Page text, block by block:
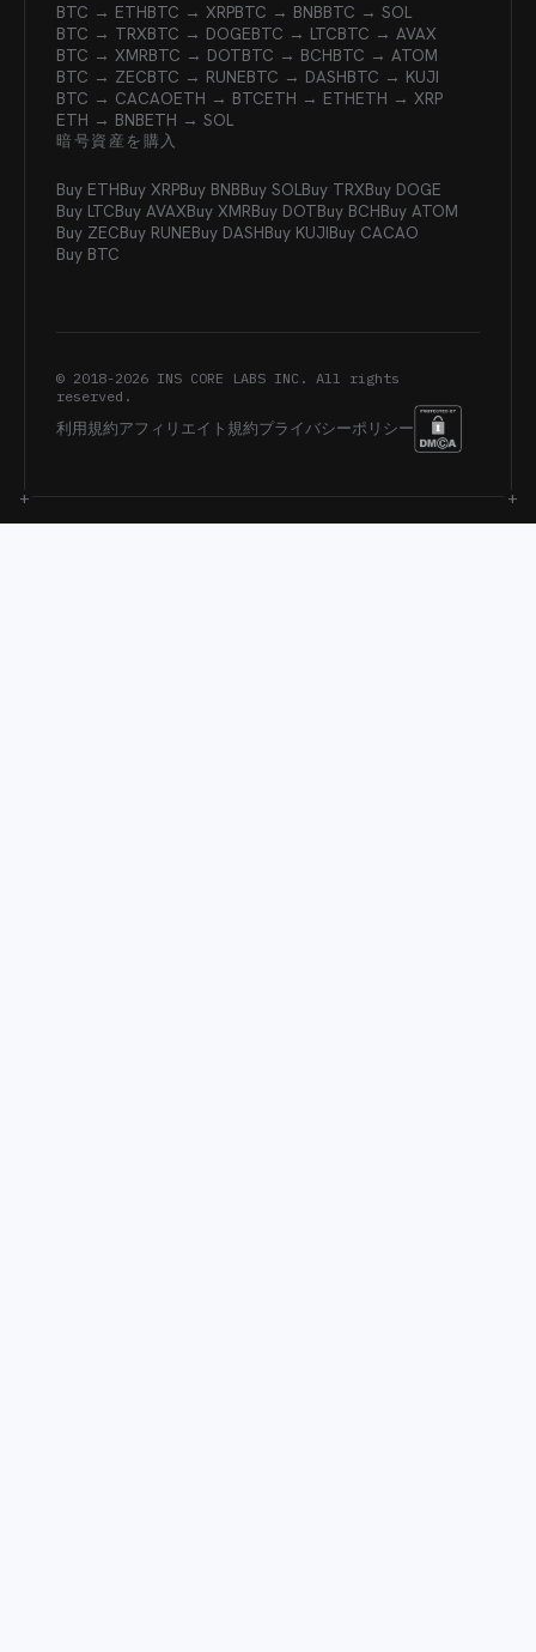
BTC → ETHBTC → XRPBTC → BNBBTC → SOL
BTC → TRXBTC → DOGEBTC → LTCBTC → AVAX
BTC → XMRBTC → DOTBTC → BCHBTC → ATOM
BTC → ZECBTC → RUNEBTC → DASHBTC → KUJI
BTC → CACAOETH → BTCETH → ETHETH → XRP
ETH → BNBETH → SOL
暗号資産を購入
Buy ETHBuy XRPBuy BNBBuy SOLBuy TRXBuy DOGE
Buy LTCBuy AVAXBuy XMRBuy DOTBuy BCHBuy ATOM
Buy ZECBuy RUNEBuy DASHBuy KUJIBuy CACAO
Buy BTC
© 2018-2026 INS CORE LABS INC. All rights
reserved.
利用規約アフィリエイト規約プライバシーポリシー